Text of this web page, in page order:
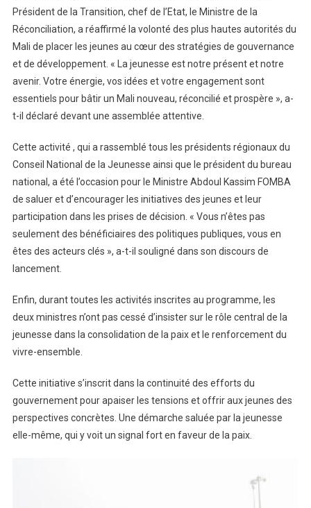
𝒅𝒆
𝑻𝒐𝒎𝒃𝒐𝒖𝒄𝒕𝒐𝒖.
Président de la Transition, chef de l’Etat, le Ministre de la
Réconciliation, a réaffirmé la volonté des plus hautes autorités du
Mali de placer les jeunes au cœur des stratégies de gouvernance
et de développement. « La jeunesse est notre présent et notre
avenir. Votre énergie, vos idées et votre engagement sont
essentiels pour bâtir un Mali nouveau, réconcilié et prospère », a-
t-il déclaré devant une assemblée attentive.
Cette activité , qui a rassemblé tous les présidents régionaux du
Conseil National de la Jeunesse ainsi que le président du bureau
national, a été l’occasion pour le Ministre Abdoul Kassim FOMBA
de saluer et d’encourager les initiatives des jeunes et leur
participation dans les prises de décision. « Vous n’êtes pas
seulement des bénéficiaires des politiques publiques, vous en
êtes des acteurs clés », a-t-il souligné dans son discours de
lancement.
Enfin, durant toutes les activités inscrites au programme, les
deux ministres n’ont pas cessé d’insister sur le rôle central de la
jeunesse dans la consolidation de la paix et le renforcement du
vivre-ensemble.
Cette initiative s’inscrit dans la continuité des efforts du
gouvernement pour apaiser les tensions et offrir aux jeunes des
perspectives concrètes. Une démarche saluée par la jeunesse
elle-même, qui y voit un signal fort en faveur de la paix.